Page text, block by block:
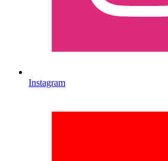
Instagram